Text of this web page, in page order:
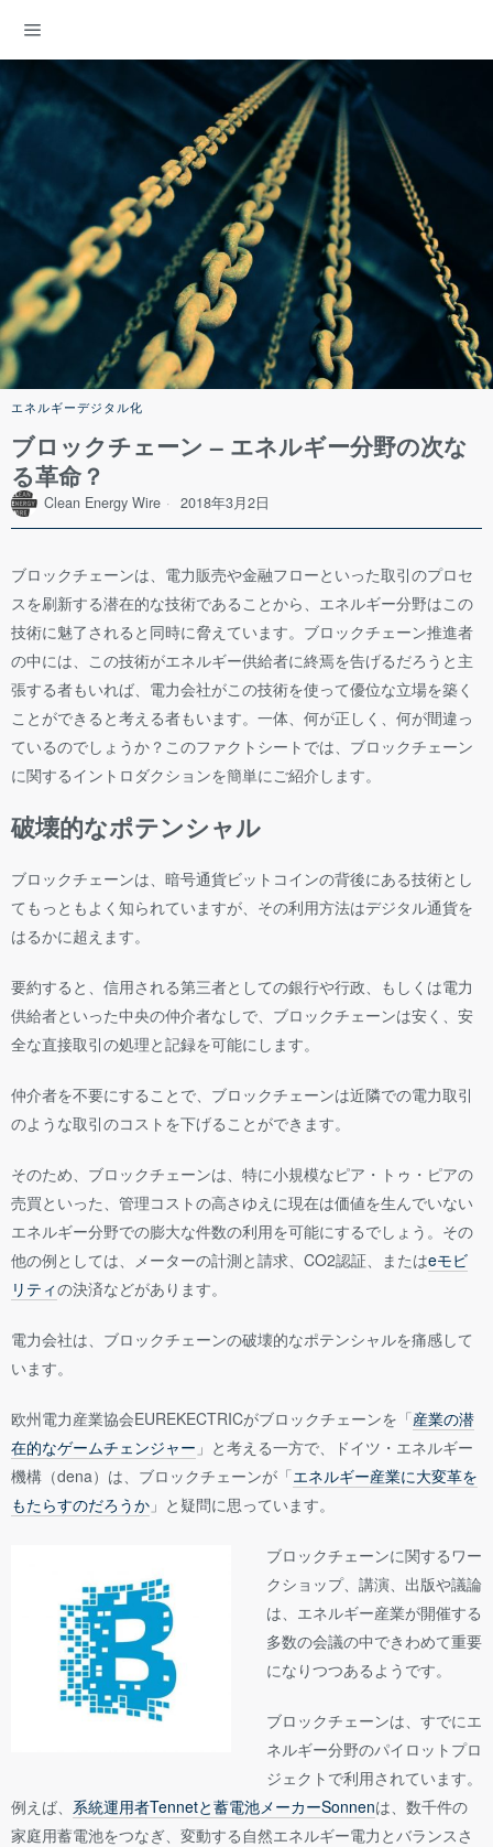
エネルギーデジタル化
ブロックチェーン – エネルギー分野の次な
る革命？
Clean Energy Wire 2018年3月2日
ブロックチェーンは、電力販売や金融フローといった取引のプロセ
スを刷新する潜在的な技術であることから、エネルギー分野はこの
技術に魅了されると同時に脅えています。 ブロックチェーン推進者
の中には、この技術がエネルギー供給者に終焉を告げるだろうと主
張する者もいれば、電力会社がこの技術を使って優位な立場を築く
ことができると考える者もいます。一体、何が正しく、何が間違っ
ているのでしょうか？このファクトシートでは、ブロックチェーン
に関するイントロダクションを簡単にご紹介します。
破壊的なポテンシャル
ブロックチェーンは、暗号通貨ビットコインの背後にある技術とし
てもっともよく知られていますが、その利用方法はデジタル通貨を
はるかに超えます。
要約すると、信用される第三者としての銀行や行政、もしくは電力
供給者といった中央の仲介者なしで、ブロックチェーンは安く、安
全な直接取引の処理と記録を可能にします。
仲介者を不要にすることで、ブロックチェーンは近隣での電力取引
のような取引のコストを下げることができます。
そのため、ブロックチェーンは、特に小規模なピア・トゥ・ピアの
売買といった、管理コストの高さゆえに現在は価値を生んでいない
エネルギー分野での膨大な件数の利用を可能にするでしょう。その
他の例としては、メーターの計測と請求、CO2認証、またはeモビ
リティの決済などがあります。
電力会社は、ブロックチェーンの破壊的なポテンシャルを痛感して
います。
欧州電力産業協会EUREKECTRICがブロックチェーンを「産業の潜
在的なゲームチェンジャー 」と考える一方で、ドイツ・エネルギー
機構（dena）は、ブロックチェーンが「エネルギー産業に大変革を
もたらすのだろうか 」と疑問に思っています。
ブロックチェーンに関するワー
クショップ、講演、出版や議論
は、エネルギー産業が開催する
多数の会議の中できわめて重要
になりつつあるようです。
ブロックチェーンは、すでにエ
ネルギー分野のパイロットプロ
ジェクトで利用されています。
例えば、 系統運用者Tennetと蓄電池メーカーSonnenは、数千件の
家庭用蓄電池をつなぎ、変動する自然エネルギー電力とバランスさ